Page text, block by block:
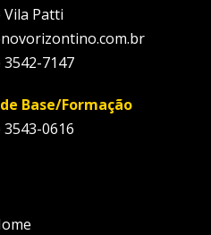
Patti
3542-7147
Base/Formação
3543-0616